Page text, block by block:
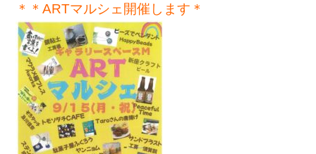
＊＊ARTマルシェ開催します＊